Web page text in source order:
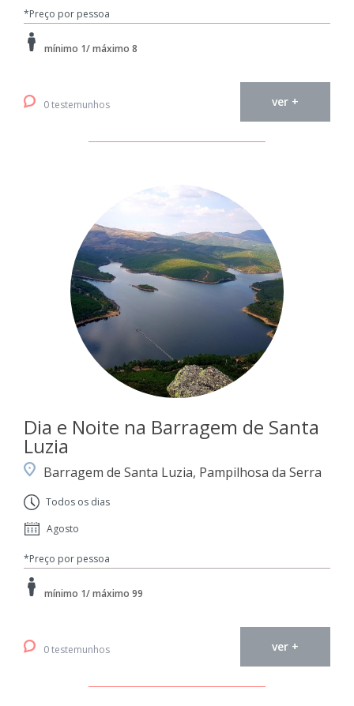
*Preço por pessoa
mínimo 1/ máximo 8
0 testemunhos ver +
Dia e Noite na Barragem de Santa
Luzia
Barragem de Santa Luzia, Pampilhosa da Serra
Todos os dias
Agosto
*Preço por pessoa
mínimo 1/ máximo 99
0 testemunhos ver +